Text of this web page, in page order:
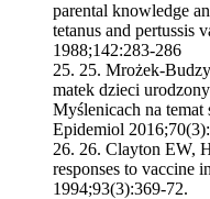
parental knowledge
tetanus and pertussis
1988;142:283-286
25. Mrożek-
matek dzieci
Myślenicach na temat
Epidemiol
26. Clayton EW,
responses to vaccine
1994;93(3):369-72.